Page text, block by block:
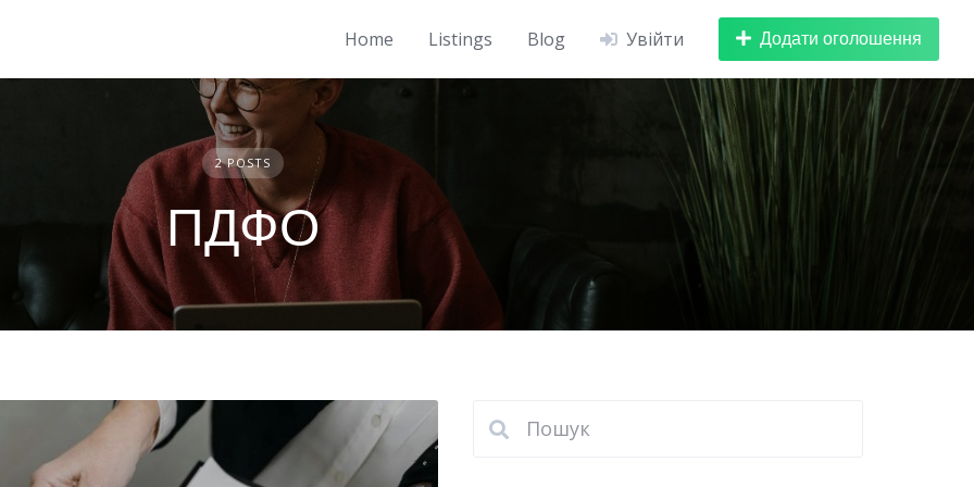
Home Listings Blog Увійти Додати оголошення
2 POSTS
ПДФО